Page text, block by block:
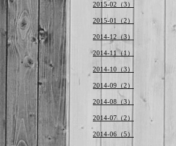
2015-02（3）
2015-01（2）
2014-12（3）
2014-11（1）
2014-10（3）
2014-09（2）
2014-08（3）
2014-07（2）
2014-06（5）